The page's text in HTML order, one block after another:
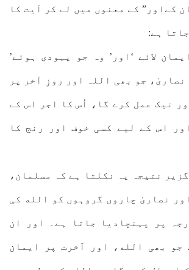
کےاور” کے معنوں میں لے کر آیت کا
ہے:
لائے ‘اور’ وہ جو یہودی ہوئے’
نصاریٰ، جو بھی اللہ اور روزِ آخر پر
نیک عمل کرے گا، اُس کا اجر اس کے
اس کے لیے کسی خوف اور رنج کا
نتیجہ یہ نکلتا ہے کہ مسلمان،
نصاریٰ چاروں گروہوں کو الله کی
پر پہنچادیا جاتا ہے۔ اور ان
جو بھی الله، اور آخرت پر ایمان